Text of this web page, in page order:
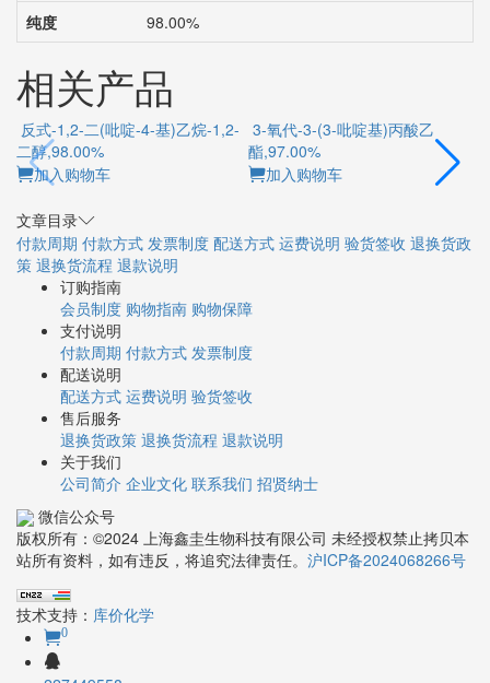
纯度
98.00%
相关产品
反式-1,2-二(吡啶-4-基)乙烷-1,2-
二醇,98.00%
加入购物车
3-氧代-3-(3-吡啶基)丙酸乙
酯,97.00%
加入购物车
文章目录
付款周期 付款方式 发票制度 配送方式 运费说明 验货签收 退换货政
策 退换货流程 退款说明
订购指南
会员制度 购物指南 购物保障
支付说明
付款周期 付款方式 发票制度
配送说明
配送方式 运费说明 验货签收
售后服务
退换货政策 退换货流程 退款说明
关于我们
公司简介 企业文化 联系我们 招贤纳士
微信公众号
版权所有：©2024 上海鑫圭生物科技有限公司 未经授权禁止拷贝本
站所有资料，如有违反，将追究法律责任。 沪ICP备2024068266号
技术支持： 库价化学
0